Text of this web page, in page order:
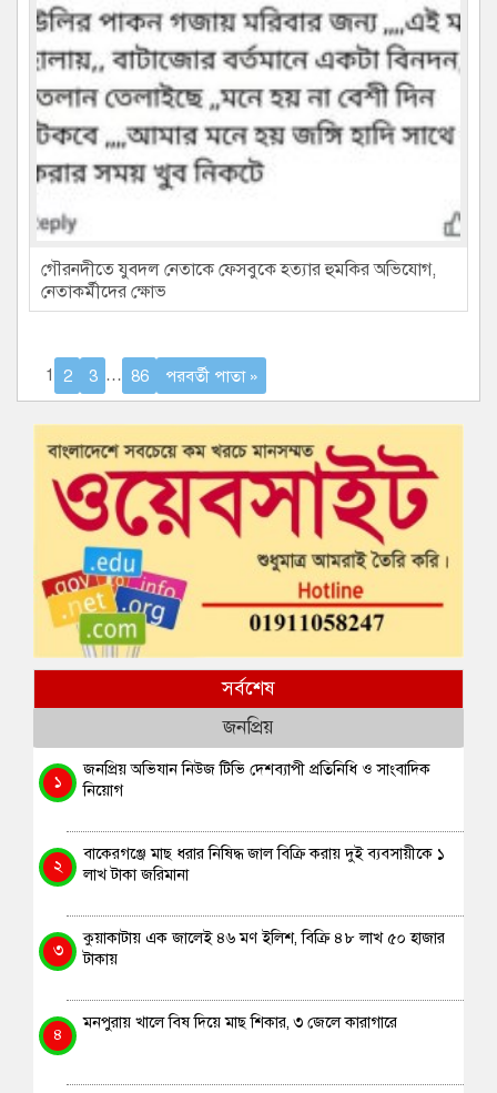
গৌরনদীতে যুবদল নেতাকে ফেসবুকে হত্যার হুমকির অভিযোগ,
নেতাকর্মীদের ক্ষোভ
1 2 3 … 86 পরবর্তী পাতা »
সর্বশেষ
জনপ্রিয়
১
জনপ্রিয় অভিযান নিউজ টিভি দেশব্যাপী প্রতিনিধি ও সাংবাদিক
নিয়োগ
২
বাকেরগঞ্জে মাছ ধরার নিষিদ্ধ জাল বিক্রি করায় দুই ব্যবসায়ীকে ১
লাখ টাকা জরিমানা
৩
কুয়াকাটায় এক জালেই ৪৬ মণ ইলিশ, বিক্রি ৪৮ লাখ ৫০ হাজার
টাকায়
৪
মনপুরায় খালে বিষ দিয়ে মাছ শিকার, ৩ জেলে কারাগারে